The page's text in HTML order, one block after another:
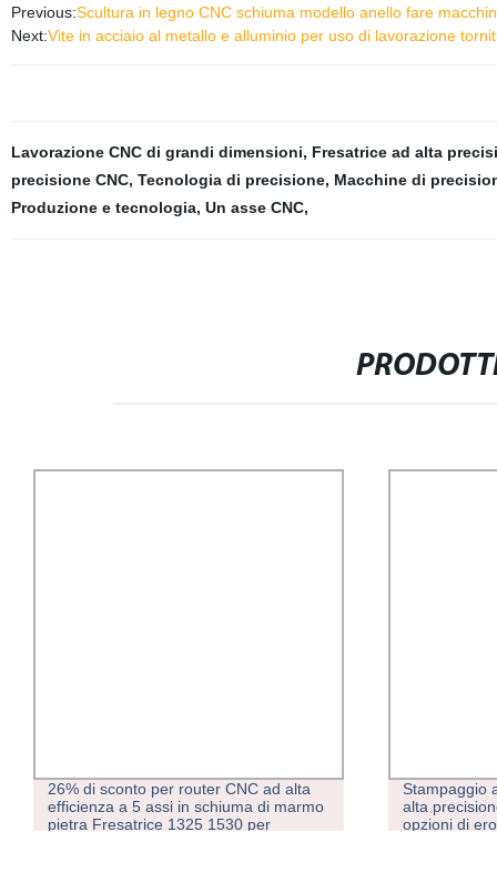
Previous:Scultura in legno CNC schiuma modello anello fare
Next:Vite in acciaio al metallo e alluminio per uso di lavorazione
Lavorazione CNC di grandi dimensioni, Fresatrice ad alta
precisione CNC, Tecnologia di precisione, Macchine di
Produzione e tecnologia, Un asse CNC,
26% di sconto per router CNC ad alta
efficienza a 5 assi in schiuma di marmo
pietra Fresatrice 1325 1530 per
Stampaggio
alta
opzioni di